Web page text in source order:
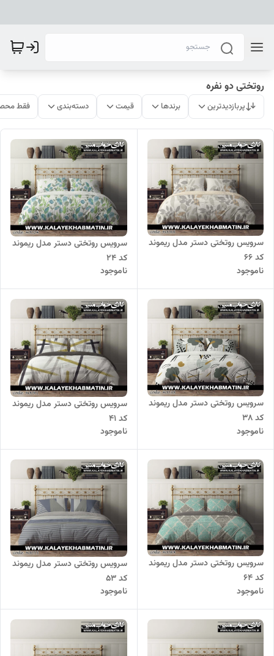
روتختی دو نفره
پربازدیدترین برندها قیمت دسته‌بندی فقط
سرویس روتختی دستر مدل ریموند
کد 66
ناموجود
سرویس روتختی دستر مدل ریموند
کد 24
ناموجود
سرویس روتختی دستر مدل ریموند
کد 38
ناموجود
سرویس روتختی دستر مدل ریموند
کد 41
ناموجود
سرویس روتختی دستر مدل ریموند
کد 64
ناموجود
سرویس روتختی دستر مدل ریموند
کد 53
ناموجود